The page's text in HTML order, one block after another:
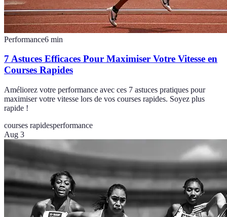
Performance6 min
7 Astuces Efficaces Pour Maximiser Votre Vitesse en
Courses Rapides
Améliorez votre performance avec ces 7 astuces pratiques pour
maximiser votre vitesse lors de vos courses rapides. Soyez plus
rapide !
courses rapidesperformance
Aug 3